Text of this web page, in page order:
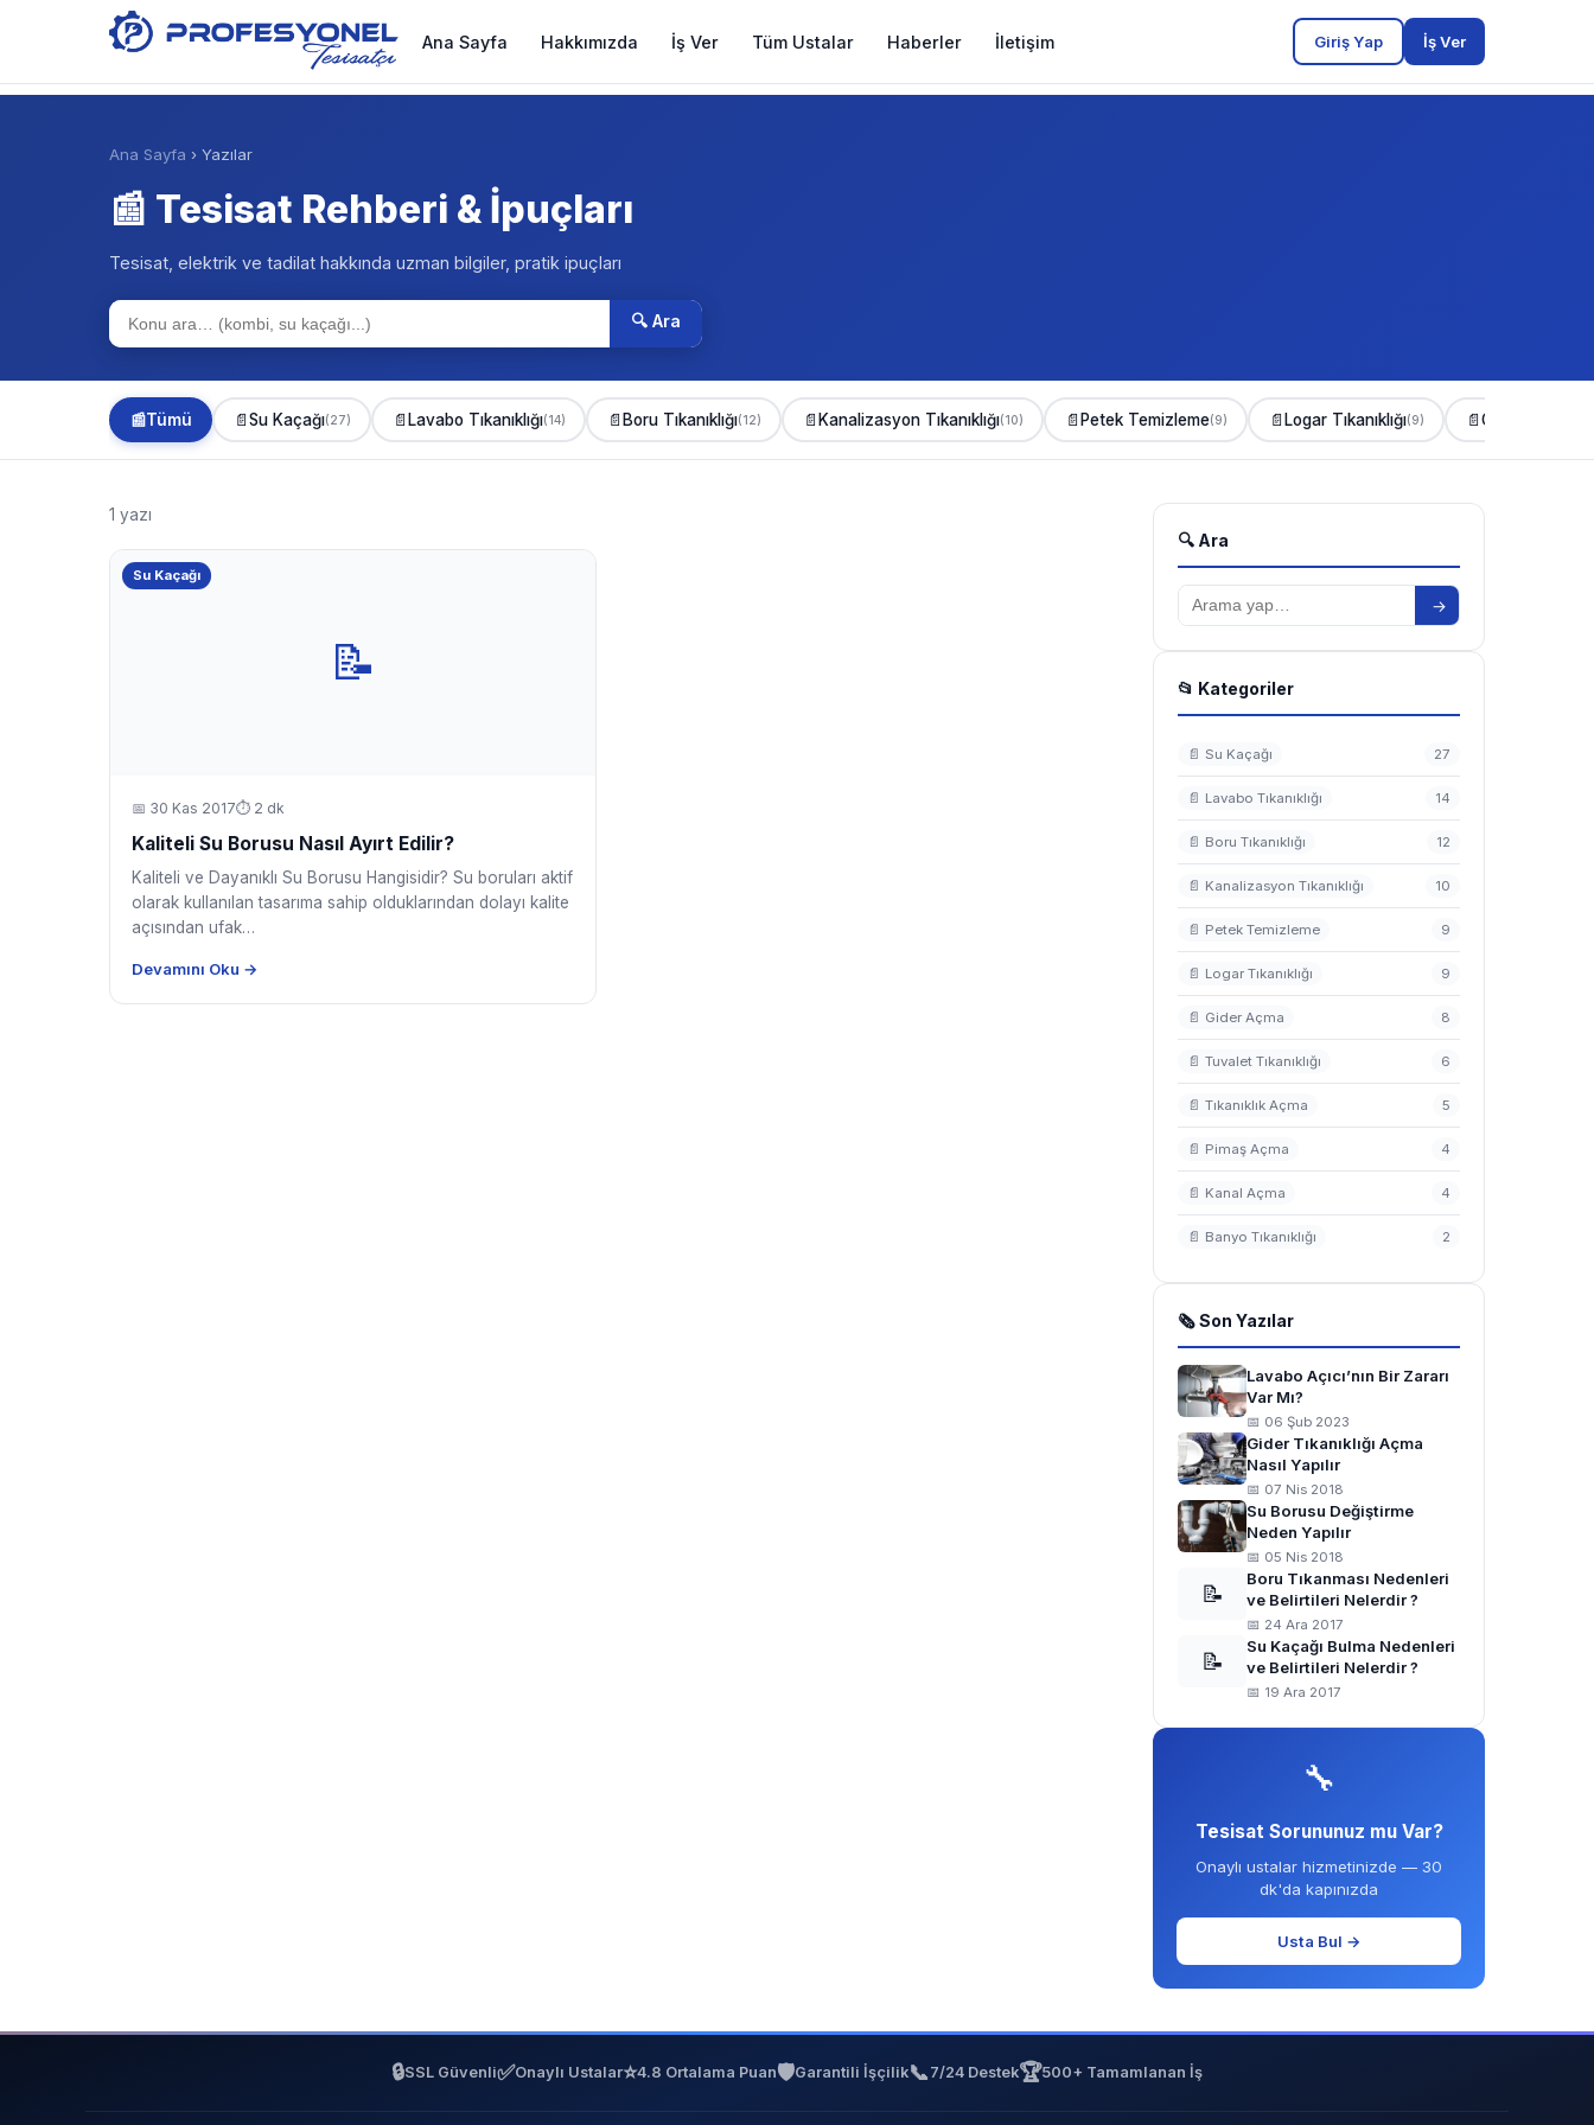
Ana Sayfa Hakkımızda İş Ver Tüm Ustalar Haberler İletişim Giriş Yap İş Ver
Ana Sayfa › Yazılar
📰 Tesisat Rehberi & İpuçları
Tesisat, elektrik ve tadilat hakkında uzman bilgiler, pratik ipuçları
🔍 Ara
📰Tümü 📄Su Kaçağı(27) 📄Lavabo Tıkanıklığı(14) 📄Boru Tıkanıklığı(12) 📄Kanalizasyon Tıkanıklığı(10) 📄Petek Temizleme(9) 📄Logar Tıkanıklığı(9) 📄Gider Açma
1 yazı
📝
Su Kaçağı
📅 30 Kas 2017⏱ 2 dk
Kaliteli Su Borusu Nasıl Ayırt Edilir?
Kaliteli ve Dayanıklı Su Borusu Hangisidir? Su boruları aktif
olarak kullanılan tasarıma sahip olduklarından dolayı kalite
açısından ufak…
Devamını Oku →
🔍 Ara
→
📂 Kategoriler
📄 Su Kaçağı 27
📄 Lavabo Tıkanıklığı 14
📄 Boru Tıkanıklığı 12
📄 Kanalizasyon Tıkanıklığı 10
📄 Petek Temizleme 9
📄 Logar Tıkanıklığı 9
📄 Gider Açma 8
📄 Tuvalet Tıkanıklığı 6
📄 Tıkanıklık Açma 5
📄 Pimaş Açma 4
📄 Kanal Açma 4
📄 Banyo Tıkanıklığı 2
🗞 Son Yazılar
Lavabo Açıcı’nın Bir Zararı
Var Mı?
📅 06 Şub 2023
Gider Tıkanıklığı Açma
Nasıl Yapılır
📅 07 Nis 2018
Su Borusu Değiştirme
Neden Yapılır
📅 05 Nis 2018
📝
Boru Tıkanması Nedenleri
ve Belirtileri Nelerdir ?
📅 24 Ara 2017
📝
Su Kaçağı Bulma Nedenleri
ve Belirtileri Nelerdir ?
📅 19 Ara 2017
🔧
Tesisat Sorununuz mu Var?
Onaylı ustalar hizmetinizde — 30
dk'da kapınızda
Usta Bul →
🔒SSL Güvenli✅Onaylı Ustalar⭐4.8 Ortalama Puan🛡️Garantili İşçilik📞 7/24 Destek🏆500+ Tamamlanan İş